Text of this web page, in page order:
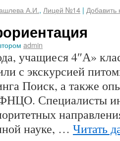
А.И., Лицей №14 |
admin
учащиеся 4″А»
с экскурсией
Поиск, а также
Специалисты
науке, … Читать